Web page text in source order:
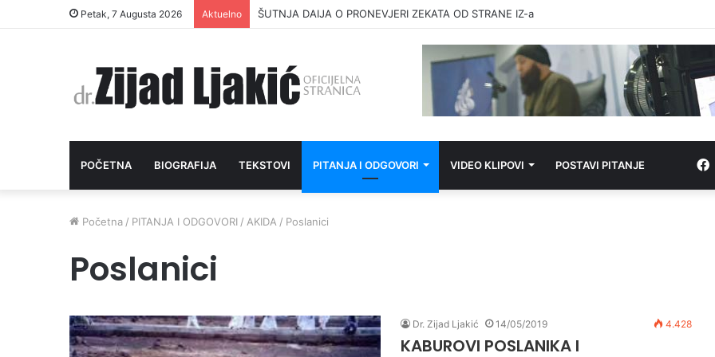
Petak, 7 Augusta 2026 Aktuelno ŠUTNJA DAIJA O PRONEVJERI ZEKATA OD STRANE IZ-a
POČETNA BIOGRAFIJA TEKSTOVI PITANJA I ODGOVORI VIDEO KLIPOVI POSTAVI PITANJE
Početna / PITANJA I ODGOVORI / AKIDA / Poslanici
Poslanici
Dr. Zijad Ljakić 14/05/2019 4.428
KABUROVI POSLANIKA I